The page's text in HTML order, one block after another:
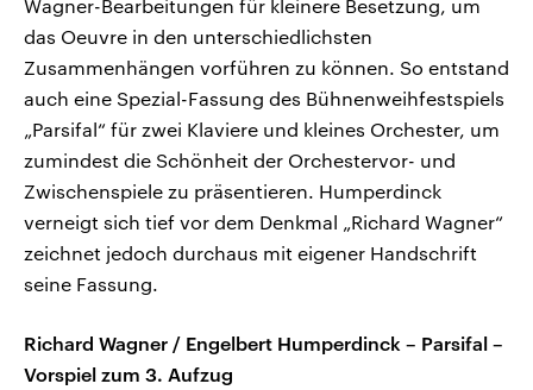
Wagner-Bearbeitungen für kleinere Besetzung, um
das Oeuvre in den unterschiedlichsten
Zusammenhängen vorführen zu können. So entstand
auch eine Spezial-Fassung des Bühnenweihfestspiels
„Parsifal“ für zwei Klaviere und kleines Orchester, um
zumindest die Schönheit der Orchestervor- und
Zwischenspiele zu präsentieren. Humperdinck
verneigt sich tief vor dem Denkmal „Richard Wagner“
zeichnet jedoch durchaus mit eigener Handschrift
seine Fassung.
Richard Wagner / Engelbert Humperdinck – Parsifal –
Vorspiel zum 3. Aufzug